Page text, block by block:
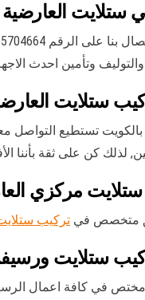
ستلايت العارضية
على الرقم 55704664 لأفضل خدمات
وتأمين احدث
ستلايت
تستطيع التواصل
لذلك كن على ثقة بأننا
مركزي
متخصص في تركيب
ستلايت